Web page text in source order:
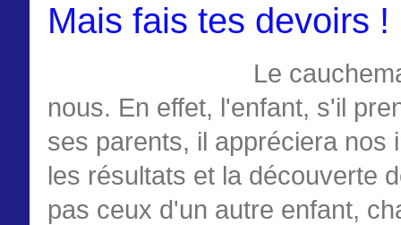
Mais fais tes devoirs !
Le
nous. En effet, l'enfant, s'il
ses parents, il appréciera nos
les résultats et la découverte
pas ceux d'un autre enfant,